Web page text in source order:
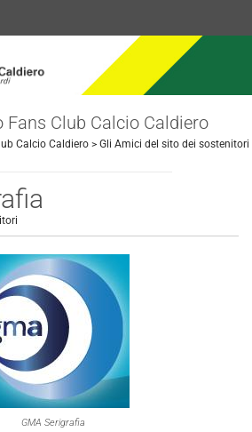
Club Calcio Caldiero
Calcio Caldiero > Gli Amici del sito dei sostenitori
GMA Serigrafia